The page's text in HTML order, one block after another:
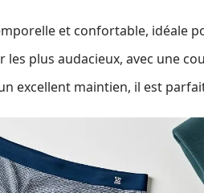
et confortable, idéale
les plus audacieux, avec une
excellent maintien, il est